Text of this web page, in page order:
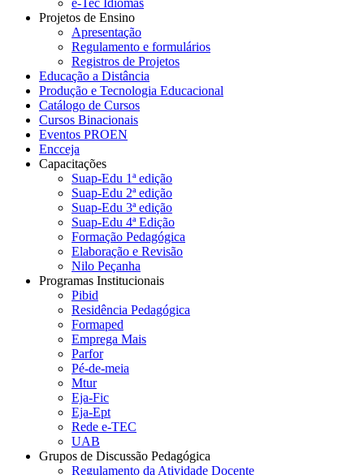
e-Tec Idiomas
Projetos de Ensino
Apresentação
Regulamento e formulários
Registros de Projetos
Educação a Distância
Produção e Tecnologia Educacional
Catálogo de Cursos
Cursos Binacionais
Eventos PROEN
Encceja
Capacitações
Suap-Edu 1ª edição
Suap-Edu 2ª edição
Suap-Edu 3ª edição
Suap-Edu 4ª Edição
Formação Pedagógica
Elaboração e Revisão
Nilo Peçanha
Programas Institucionais
Pibid
Residência Pedagógica
Formaped
Emprega Mais
Parfor
Pé-de-meia
Mtur
Eja-Fic
Eja-Ept
Rede e-TEC
UAB
Grupos de Discussão Pedagógica
Regulamento da Atividade Docente